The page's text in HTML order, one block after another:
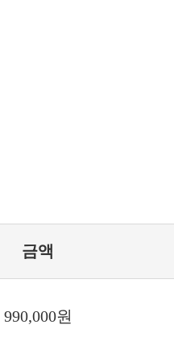
금액
990,000원